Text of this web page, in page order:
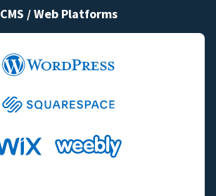
CMS / Web Platforms